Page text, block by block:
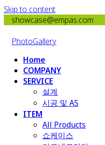
Skip to content
showcase@empas.com
PhotoGallery
Home
COMPANY
SERVICE
설계
시공 및 AS
ITEM
All Products
​쇼케이스